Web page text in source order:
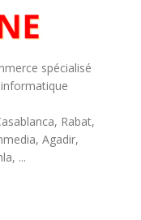
spécialisé
Rabat,
Agadir,
...